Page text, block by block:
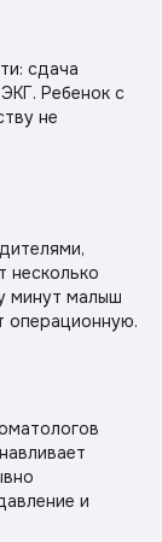
сдача
Ребенок с
не
несколько
минут малыш
операционную.
и